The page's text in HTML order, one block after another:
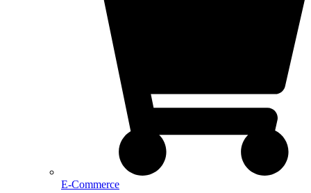
E-Commerce